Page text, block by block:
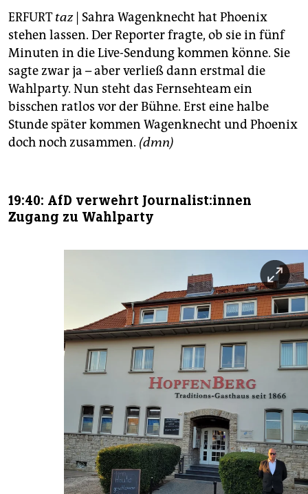
ERFURT taz| Sahra Wagenknecht hat Phoenix
stehen lassen. Der Reporter fragte, ob sie in fünf
Minuten in die Live-Sendung kommen könne. Sie
sagte zwar ja – aber verließ dann erstmal die
Wahlparty. Nun steht das Fernsehteam ein
bisschen ratlos vor der Bühne. Erst eine halbe
Stunde später kommen Wagenknecht und Phoenix
doch noch zusammen. (dmn)
19:40: AfD verwehrt Jour­na­lis­t:in­nen
Zugang zu Wahlparty